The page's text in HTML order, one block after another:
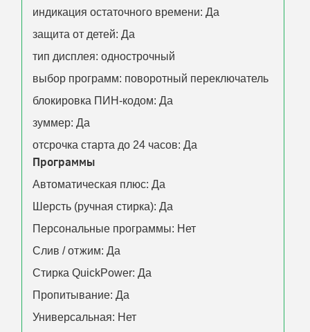
индикация остаточного времени: Да
защита от детей: Да
тип дисплея: однострочный
выбор программ: поворотный переключатель
блокировка ПИН-кодом: Да
зуммер: Да
отсрочка старта до 24 часов: Да
Программы
Автоматическая плюс: Да
Шерсть (ручная стирка): Да
Персональные программы: Нет
Слив / отжим: Да
Стирка QuickPower: Да
Пропитывание: Да
Универсальная: Нет